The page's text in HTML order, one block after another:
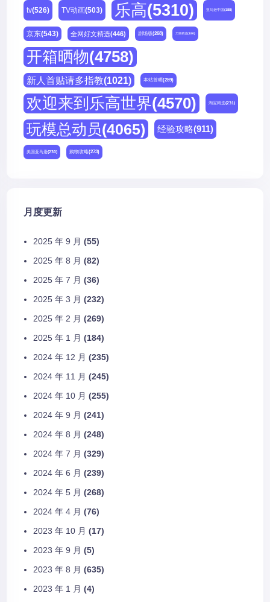
tv(526) TV动画(503) 乐高(5310) 亚马逊中国(188)
京东(543) 全网好文精选(446) 剧场版(268) 天猫精选(180)
开箱晒物(4758)
新人首贴请多指教(1021) 本站首晒(259)
欢迎来到乐高世界(4570) 淘宝精选(231)
玩模总动员(4065) 经验攻略(911)
美国亚马逊(230) 购物攻略(273)
月度更新
2025 年 9 月 (55)
2025 年 8 月 (82)
2025 年 7 月 (36)
2025 年 3 月 (232)
2025 年 2 月 (269)
2025 年 1 月 (184)
2024 年 12 月 (235)
2024 年 11 月 (245)
2024 年 10 月 (255)
2024 年 9 月 (241)
2024 年 8 月 (248)
2024 年 7 月 (329)
2024 年 6 月 (239)
2024 年 5 月 (268)
2024 年 4 月 (76)
2023 年 10 月 (17)
2023 年 9 月 (5)
2023 年 8 月 (635)
2023 年 1 月 (4)